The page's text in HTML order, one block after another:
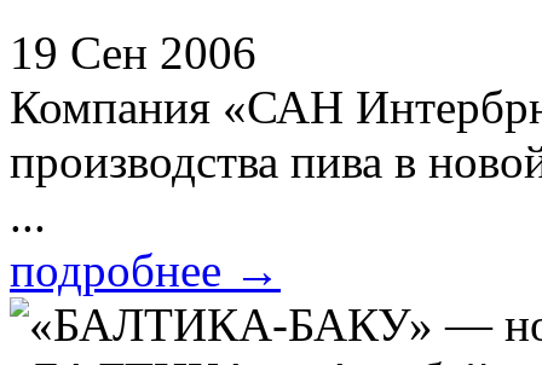
19 Сен 2006
Компания «САН
производства пива в
...
подробнее →